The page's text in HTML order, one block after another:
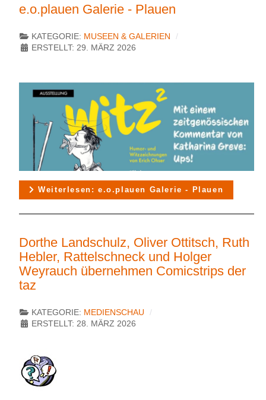
e.o.plauen Galerie - Plauen
KATEGORIE: MUSEEN & GALERIEN
ERSTELLT: 29. MÄRZ 2026
Weiterlesen: e.o.plauen Galerie - Plauen
Dorthe Landschulz, Oliver Ottitsch, Ruth
Hebler, Rattelschneck und Holger
Weyrauch übernehmen Comicstrips der
taz
KATEGORIE: MEDIENSCHAU
ERSTELLT: 28. MÄRZ 2026